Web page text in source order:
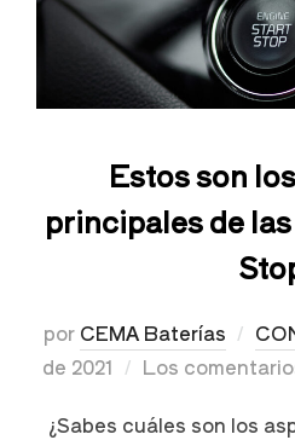
Estos son
principales de
por CEMA Baterías
de 2021
Los
¿Sabes cuáles son los